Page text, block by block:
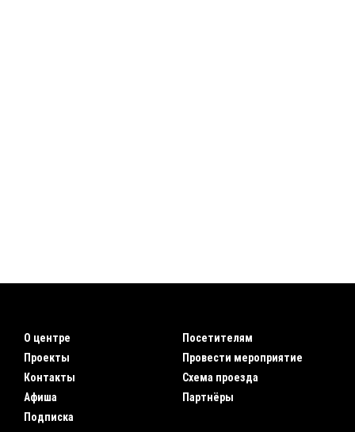
О центре
Проекты
Контакты
Афиша
Подписка
Посетителям
Провести мероприятие
Схема проезда
Партнёры